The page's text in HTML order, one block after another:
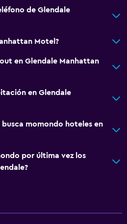
de Glendale
Motel?
en Glendale Manhattan
en Glendale
momondo hoteles en
por última vez los